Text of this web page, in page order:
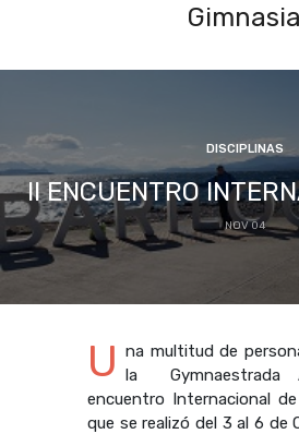
Gimnasia
DISCIPLINAS
II ENCUENTRO
NOV 04
U na multitud de
la Gymnaestrada
encuentro Internacional
que se realizó del 3 al 6 de